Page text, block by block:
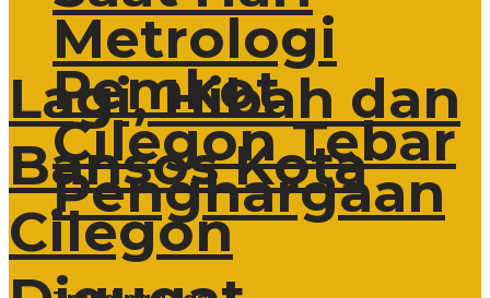
Metrologi
Pemkot
Cilegon Tebar
Penghargaan
Lagi, Hibah dan
Bansos Kota
Cilegon